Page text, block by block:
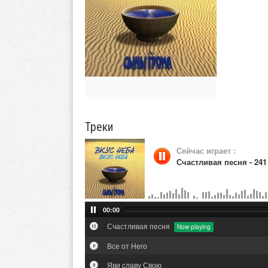
Треки
Сейчас играет :
Счастливая песня - 241
00:00
Счастливая песня
Все от Него
Яви славу Свою